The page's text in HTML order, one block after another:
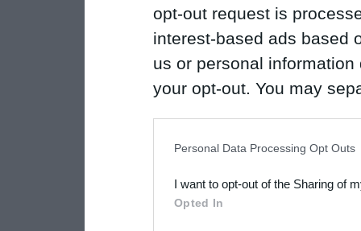
opt-out request is
interest-based ads based
us or personal
your opt-out. You may
Downstream Participants
third parties.
Personal Data Processing Opt Outs
I want to opt-out of the Sharing of
Opted In